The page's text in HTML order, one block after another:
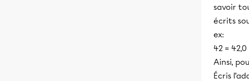
savoir
écrits
ex:
42 =
Ainsi,
Écris